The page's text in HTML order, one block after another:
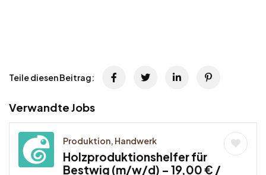
Teile diesen Beitrag:
Verwandte Jobs
Produktion, Handwerk
Holzproduktionshelfer für
Bestwig (m/w/d) – 19,00 € /